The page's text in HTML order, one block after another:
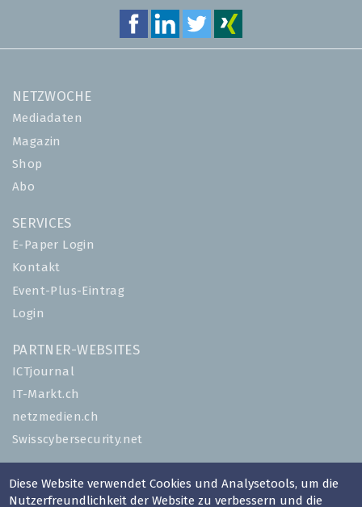
NETZWOCHE
Mediadaten
Magazin
Shop
Abo
SERVICES
E-Paper Login
Kontakt
Event-Plus-Eintrag
Login
PARTNER-WEBSITES
ICTjournal
IT-Markt.ch
netzmedien.ch
Swisscybersecurity.net
© NETZMEDIEN AG 2026
Impressum
Diese Website verwendet Cookies und Analysetools, um die
Nutzerfreundlichkeit der Website zu verbessern und die